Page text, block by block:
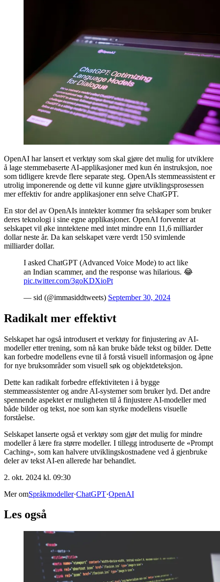
OpenAI har lansert et verktøy som skal gjøre det mulig for utviklere
å lage stemmebaserte AI-applikasjoner med kun én instruksjon, noe
som tidligere krevde flere separate steg. OpenAIs stemmeassistent er
utrolig imponerende og dette vil kunne gjøre utviklingsprosessen
mer effektiv for andre applikasjoner enn selve ChatGPT.
En stor del av OpenAIs inntekter kommer fra selskaper som bruker
deres teknologi i sine egne applikasjoner. OpenAI forventer at
selskapet vil øke inntektene med intet mindre enn 11,6 milliarder
dollar neste år. Da kan selskapet være verdt 150 svimlende
milliarder dollar.
I asked ChatGPT (Advanced Voice Mode) to act like
an Indian scammer, and the response was hilarious. 😂
pic.twitter.com/3goKDXioPt
— sid (@immasiddtweets) September 30, 2024
Radikalt mer effektivt
Selskapet har også introdusert et verktøy for finjustering av AI-
modeller etter trening, som nå kan bruke både tekst og bilder. Dette
kan forbedre modellens evne til å forstå visuell informasjon og åpne
for nye bruksområder som visuell søk og objektdeteksjon.
Dette kan radikalt forbedre effektiviteten i å bygge
stemmeassistenter og andre AI-systemer som bruker lyd. Det andre
spennende aspektet er muligheten til å finjustere AI-modeller med
både bilder og tekst, noe som kan styrke modellens visuelle
forståelse.
Selskapet lanserte også et verktøy som gjør det mulig for mindre
modeller å lære fra større modeller. I tillegg introduserte de «Prompt
Caching», som kan halvere utviklingskostnadene ved å gjenbruke
deler av tekst AI-en allerede har behandlet.
2. okt. 2024 kl. 09:30
Mer omSpråkmodeller·ChatGPT·OpenAI
Les også